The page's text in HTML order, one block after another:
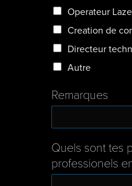
Operateur
Creation de
Directeur
Autre
Remarques
Quels sont tes
professionels